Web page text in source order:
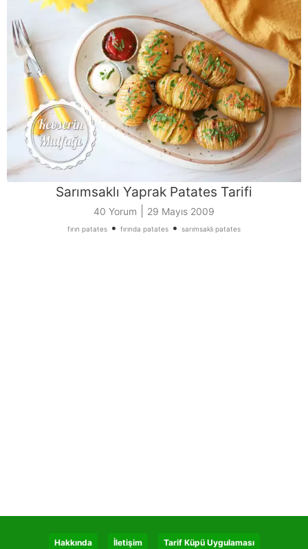
Sarımsaklı Yaprak Patates Tarifi
40 Yorum 29 Mayıs 2009
fırın patates • fırında patates • sarımsaklı patates
Hakkında İletişim Tarif Küpü Uygulaması